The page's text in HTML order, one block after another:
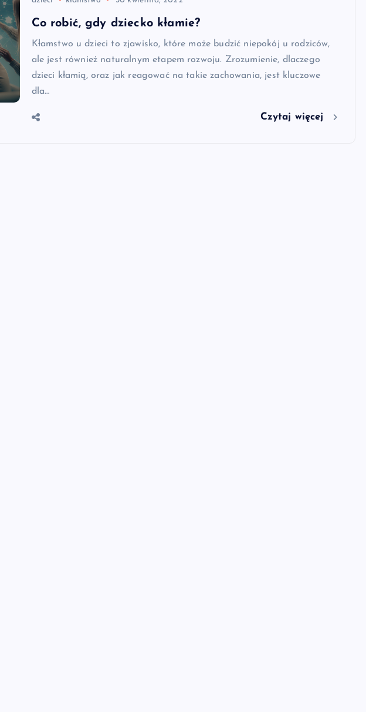
Co robić, gdy dziecko kłamie?
Kłamstwo u dzieci to zjawisko, które może budzić niepokój u rodziców,
ale jest również naturalnym etapem rozwoju. Zrozumienie, dlaczego
dzieci kłamią, oraz jak reagować na takie zachowania, jest kluczowe
dla…
Czytaj więcej